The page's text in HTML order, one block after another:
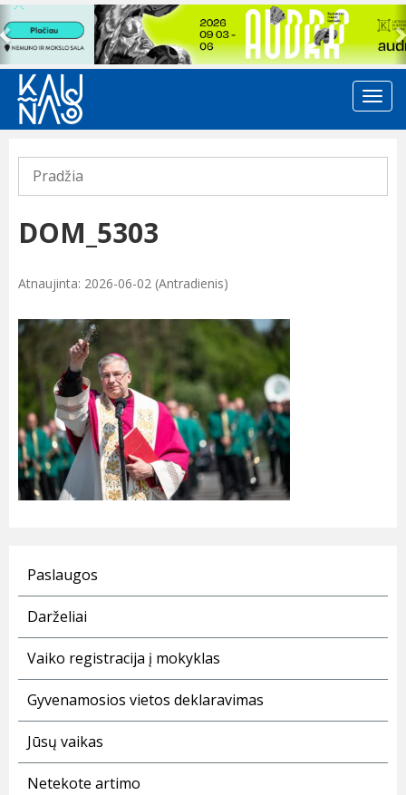
Previous
Pradžia
DOM_5303
Atnaujinta: 2026-06-02 (Antradienis)
Paslaugos
Darželiai
Vaiko registracija į mokyklas
Gyvenamosios vietos deklaravimas
Jūsų vaikas
Netekote artimo